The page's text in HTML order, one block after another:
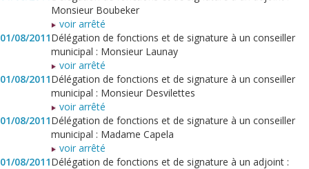
Monsieur Boubeker
voir arrêté
01/08/2011Délégation de fonctions et de signature à un conseiller
municipal : Monsieur Launay
voir arrêté
01/08/2011Délégation de fonctions et de signature à un conseiller
municipal : Monsieur Desvilettes
voir arrêté
01/08/2011Délégation de fonctions et de signature à un conseiller
municipal : Madame Capela
voir arrêté
01/08/2011Délégation de fonctions et de signature à un adjoint :